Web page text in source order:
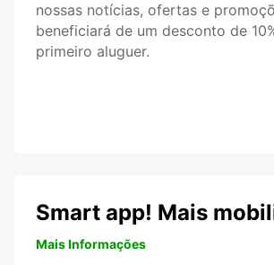
nossas notícias, ofertas e
beneficiará de um desconto de
primeiro aluguer.
Smart app! Mais
Mais Informações